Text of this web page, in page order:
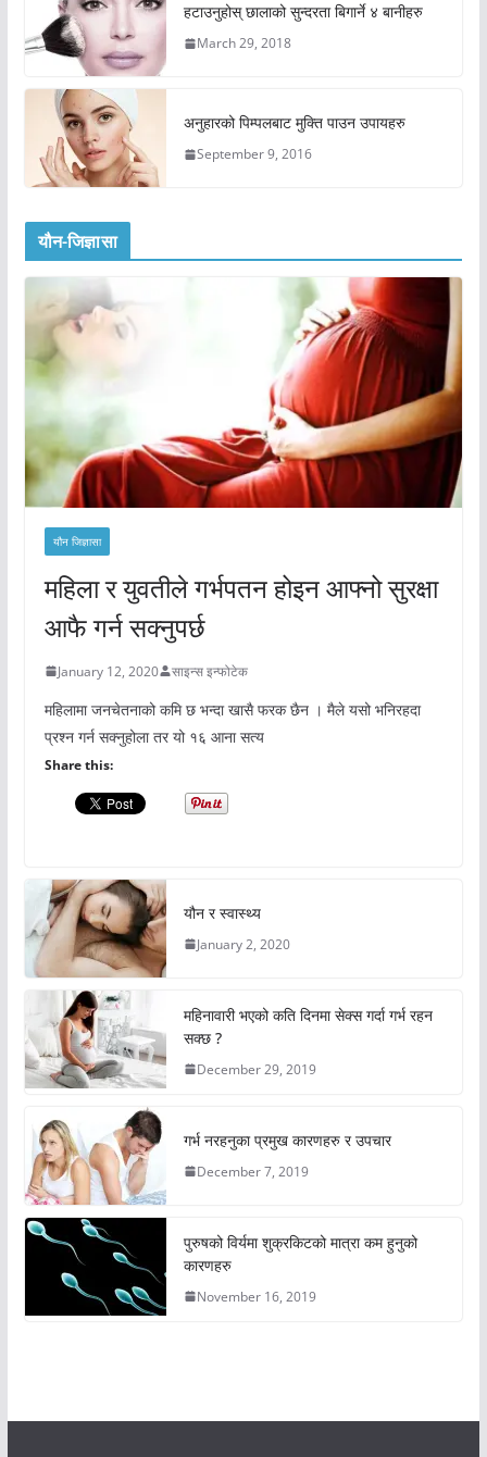
हटाउनुहोस् छालाको सुन्दरता बिगार्ने ४ बानीहरु
March 29, 2018
अनुहारको पिम्पलबाट मुक्ति पाउन उपायहरु
September 9, 2016
यौन-जिज्ञासा
यौन जिज्ञासा
महिला र युवतीले गर्भपतन होइन आफ्नो सुरक्षा
आफै गर्न सक्नुपर्छ
January 12, 2020 साइन्स इन्फोटेक
महिलामा जनचेतनाको कमि छ भन्दा खासै फरक छैन । मैले यसो भनिरहदा
प्रश्न गर्न सक्नुहोला तर यो १६ आना सत्य
Share this:
यौन र स्वास्थ्य
January 2, 2020
महिनावारी भएको कति दिनमा सेक्स गर्दा गर्भ रहन
सक्छ ?
December 29, 2019
गर्भ नरहनुका प्रमुख कारणहरु र उपचार
December 7, 2019
पुरुषको विर्यमा शुक्रकिटको मात्रा कम हुनुको
कारणहरु
November 16, 2019